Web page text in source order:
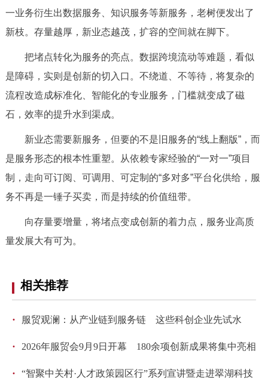
一业务衍生出数据服务、知识服务等新服务，老树便发出了
新枝。存量越厚，新业态越茂，扩容的空间就在脚下。
把堵点转化为服务的亮点。数据跨境流动等难题，看似
是障碍，实则是创新的切入口。不绕道、不等待，将复杂的
流程改造成标准化、智能化的专业服务，门槛就变成了磁
石，效率的提升水到渠成。
新业态需要新服务，但要的不是旧服务的“线上翻版”，而
是服务形态的根本性重塑。从依赖专家经验的“一对一”项目
制，走向可订阅、可调用、可定制的“多对多”平台化供给，服
务不再是一锤子买卖，而是持续的价值纽带。
向存量要增量，将堵点变成创新的着力点，服务业高质
量发展大有可为。
相关推荐
· 服贸观澜：从产业链到服务链 这些科创企业先试水
· 2026年服贸会9月9日开幕 180余项创新成果将集中亮相
·
“智聚中关村·人才政策园区行”系列宣讲暨走进翠湖科技